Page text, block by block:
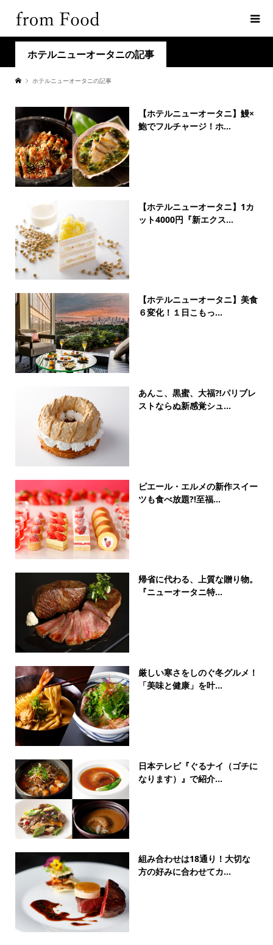
ホテルニューオータニの記事
ホテルニューオータニの記事
【ホテルニューオータニ】鰻×
鮑でフルチャージ！ホ...
【ホテルニューオータニ】1カ
ット4000円『新エクス...
【ホテルニューオータニ】美食
６変化！１日こもっ...
あんこ、黒蜜、大福⁈パリブレ
ストならぬ新感覚シュ...
ピエール・エルメの新作スイー
ツも食べ放題?!至福...
帰省に代わる、上質な贈り物。
『ニューオータニ特...
厳しい寒さをしのぐ冬グルメ！
「美味と健康」を叶...
日本テレビ『ぐるナイ（ゴチに
なります）』で紹介...
組み合わせは18通り！大切な
方の好みに合わせてカ...